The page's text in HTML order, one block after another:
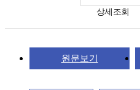
상세조회
원문보기